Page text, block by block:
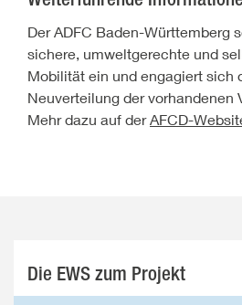
Der ADFC Baden-Württemberg
sichere, umweltgerechte und
Mobilität ein und engagiert sich
Neuverteilung der vorhandenen
Mehr dazu auf derAFCD-
Die EWS zum Projekt